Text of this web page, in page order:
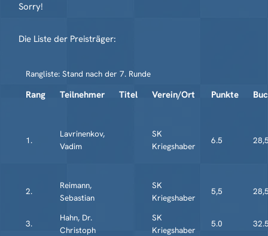
Sorry!
Die Liste der Preisträger:
Rangliste: Stand nach der 7. Runde
Rang Teilnehmer Titel Verein/Ort Punkte
1.
Lavrinenkov,
Vadim
SK
Kriegshaber
6.5
2.
Reimann,
Sebastian
SK
Kriegshaber
5,5
3.
Hahn, Dr.
Christoph
SK
Kriegshaber
5.0